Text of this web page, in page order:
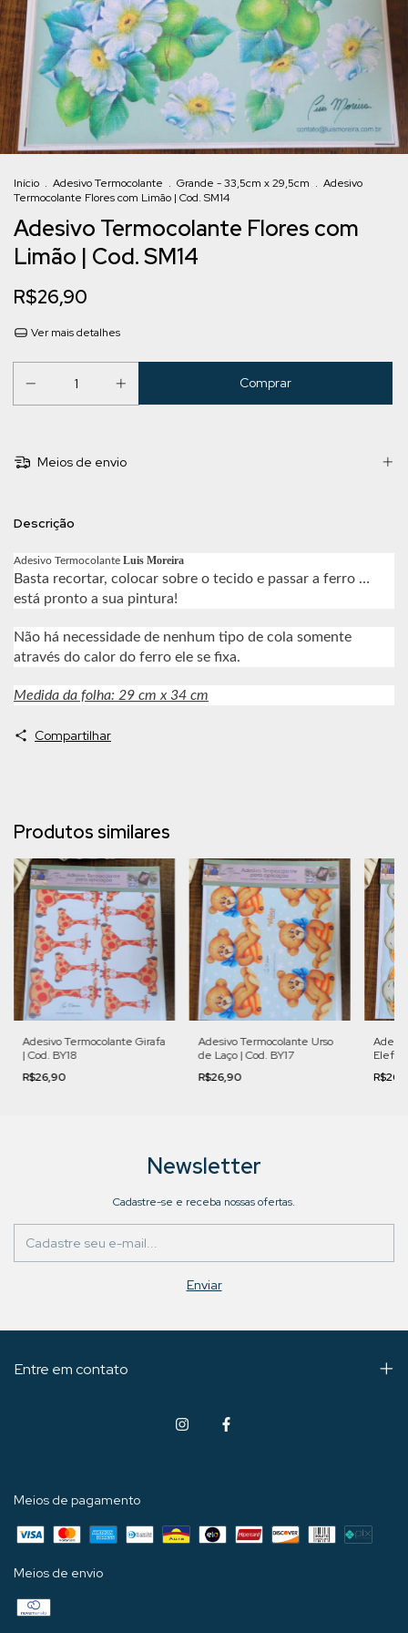
Início . Adesivo Termocolante . Grande - 33,5cm x 29,5cm . Adesivo
Termocolante Flores com Limão | Cod. SM14
Adesivo Termocolante Flores com
Limão | Cod. SM14
R$26,90
Ver mais detalhes
Meios de envio
Descrição
Adesivo Termocolante Luis Moreira
Basta recortar, colocar sobre o tecido e passar a ferro …
está pronto a sua pintura!
Não há necessidade de nenhum tipo de cola somente
através do calor do ferro ele se fixa.
Medida da folha: 29 cm x 34 cm
Compartilhar
Produtos similares
Adesivo Termocolante Girafa
| Cod. BY18
R$26,90
Adesivo Termocolante Urso
de Laço | Cod. BY17
R$26,90
Newsletter
Cadastre-se e receba nossas ofertas.
Entre em contato
Meios de pagamento
Meios de envio